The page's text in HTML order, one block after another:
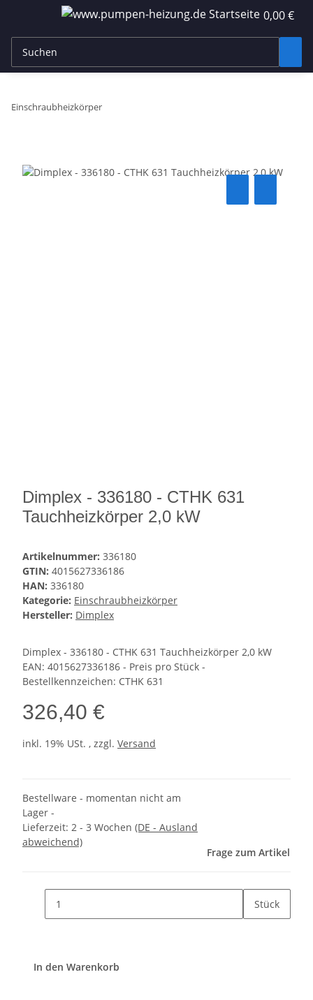
0,00 €
Einschraubheizkörper
Dimplex - 336180 - CTHK 631
Tauchheizkörper 2,0 kW
Artikelnummer: 336180
GTIN: 4015627336186
HAN: 336180
Kategorie: Einschraubheizkörper
Hersteller: Dimplex
Dimplex - 336180 - CTHK 631 Tauchheizkörper 2,0 kW
EAN: 4015627336186 - Preis pro Stück -
Bestellkennzeichen: CTHK 631
326,40 €
inkl. 19% USt. , zzgl. Versand
Bestellware - momentan nicht am
Lager -
Lieferzeit: 2 - 3 Wochen (DE - Ausland
abweichend)
Frage zum Artikel
Stück
In den Warenkorb